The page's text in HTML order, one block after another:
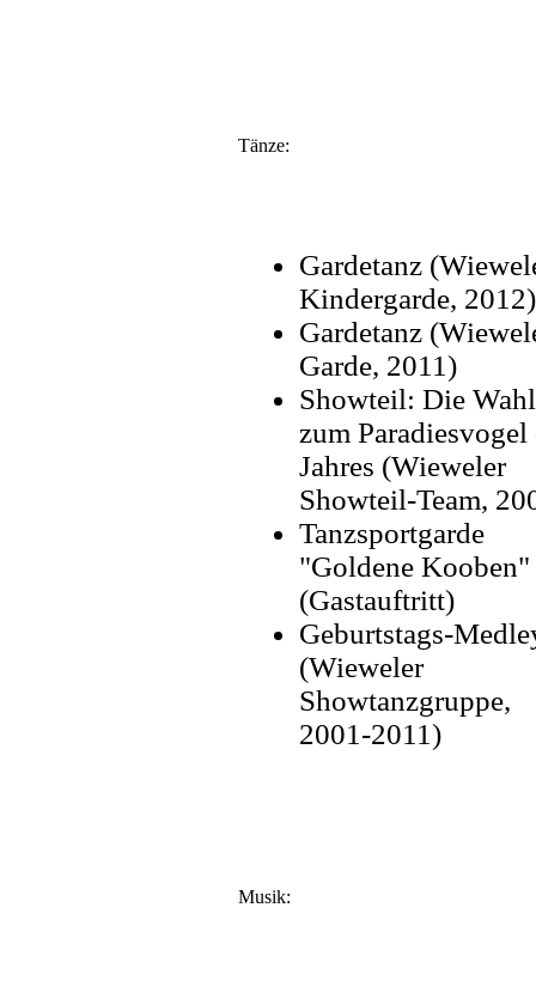
Tänze:
Gardetanz
Kindergarde, 2012)
Gardetanz
Garde, 2011)
Showteil: Die Wahl
zum Paradiesvogel
Jahres (Wieweler
Showteil-Team,
Tanzsportgarde
"Goldene Kooben"
(Gastauftritt)
Geburtstags-
(Wieweler
Showtanzgruppe,
2001-2011)
Musik: